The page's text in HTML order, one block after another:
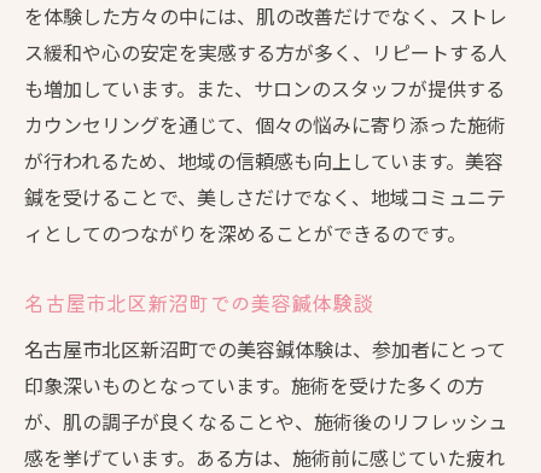
を体験した方々の中には、肌の改善だけでなく、ストレ
ス緩和や心の安定を実感する方が多く、リピートする人
も増加しています。また、サロンのスタッフが提供する
カウンセリングを通じて、個々の悩みに寄り添った施術
が行われるため、地域の信頼感も向上しています。美容
鍼を受けることで、美しさだけでなく、地域コミュニテ
ィとしてのつながりを深めることができるのです。
名古屋市北区新沼町での美容鍼体験談
名古屋市北区新沼町での美容鍼体験は、参加者にとって
印象深いものとなっています。施術を受けた多くの方
が、肌の調子が良くなることや、施術後のリフレッシュ
感を挙げています。ある方は、施術前に感じていた疲れ